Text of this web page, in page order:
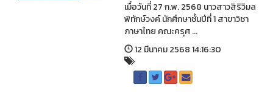
เมื่อวันที่ 27 ก.พ. 2568 นาวสาวสิริวิมล
พิทักษ์วงค์ นักศึกษาชั้นปีที่ 1 สาขาวิชา
ภาษาไทย คณะครุศ ...
12 มีนาคม 2568 14:16:30